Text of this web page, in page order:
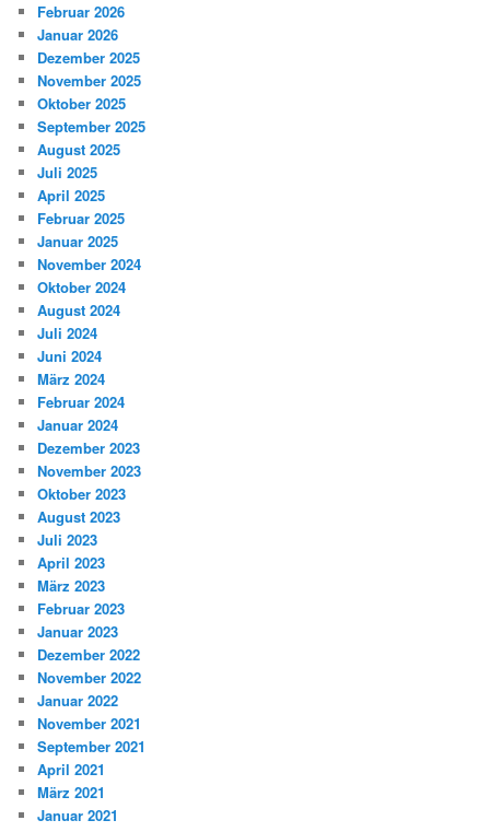
Februar 2026
Januar 2026
Dezember 2025
November 2025
Oktober 2025
September 2025
August 2025
Juli 2025
April 2025
Februar 2025
Januar 2025
November 2024
Oktober 2024
August 2024
Juli 2024
Juni 2024
März 2024
Februar 2024
Januar 2024
Dezember 2023
November 2023
Oktober 2023
August 2023
Juli 2023
April 2023
März 2023
Februar 2023
Januar 2023
Dezember 2022
November 2022
Januar 2022
November 2021
September 2021
April 2021
März 2021
Januar 2021